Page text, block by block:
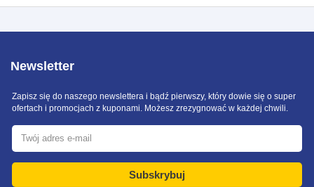
Newsletter
Zapisz się do naszego newslettera i bądź pierwszy, który dowie się o super
ofertach i promocjach z kuponami. Możesz zrezygnować w każdej chwili.
Subskrybuj